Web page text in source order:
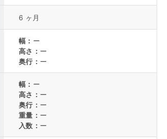
6 ヶ月
幅： ー
高さ： ー
奥行： ー
幅： ー
高さ： ー
奥行： ー
重量： ー
入数： ー